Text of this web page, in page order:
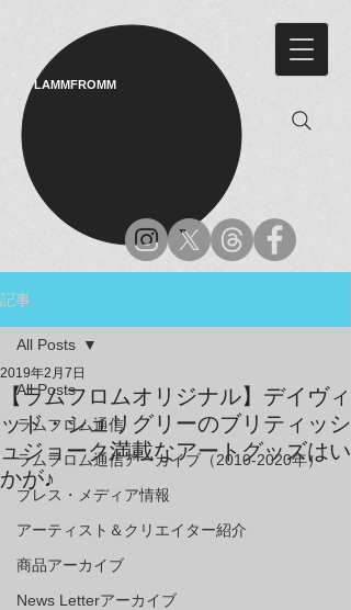
LAMMFROMM​
記事
All Posts
ラムフロム通信
ラムフロム通信アーカイブ（2010-2020年）
プレス・メディア情報
アーティスト＆クリエイター紹介
商品アーカイブ
News Letterアーカイブ
All Posts
【ラムフロムオリジナル】デイヴィ
ッド・シュリグリーのブリティッシ
ュジョーク満載なアートグッズはい
かが♪
2019年2月7日